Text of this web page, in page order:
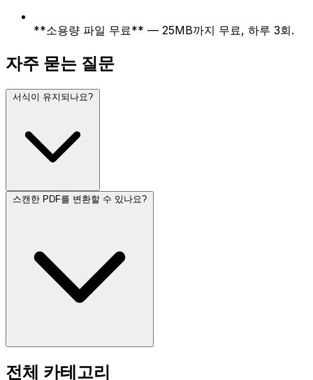
**소용량 파일 무료** — 25MB까지 무료, 하루 3회.
자주 묻는 질문
서식이 유지되나요?
스캔한 PDF를 변환할 수 있나요?
전체 카테고리